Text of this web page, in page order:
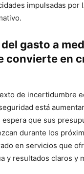
impulsadas por
gasto a
convierte en
de incertidumbre
está
que sus
durante los
en servicios que
y resultados claros y